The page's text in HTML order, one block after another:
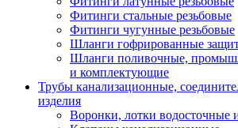
Фитинги стальные резьбовые
Фитинги чугунные резьбовые
Шланги гофрированные
Шланги поливочные,
и комплектующие
Трубы канализационные,
изделия
Воронки, лотки водосточные